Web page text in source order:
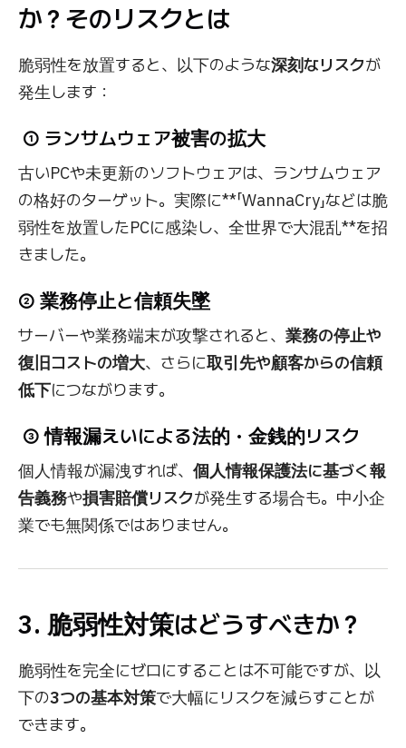
か？そのリスクとは
脆弱性を放置すると、以下のような深刻なリスクが
発生します：
① ランサムウェア被害の拡大
古いPCや未更新のソフトウェアは、ランサムウェア
の格好のターゲット。実際に**「WannaCry」などは脆
弱性を放置したPCに感染し、全世界で大混乱**を招
きました。
② 業務停止と信頼失墜
サーバーや業務端末が攻撃されると、 業務の停止や
復旧コストの増大、さらに取引先や顧客からの信頼
低下につながります。
③ 情報漏えいによる法的・金銭的リスク
個人情報が漏洩すれば、 個人情報保護法に基づく報
告義務や損害賠償リスクが発生する場合も。中小企
業でも無関係ではありません。
3. 脆弱性対策はどうすべきか？
脆弱性を完全にゼロにすることは不可能ですが、以
下の3つの基本対策で大幅にリスクを減らすことが
できます。